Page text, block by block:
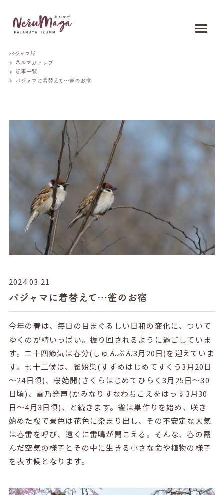
パジャマ屋
ネルマガトップ
記事一覧
パジャマに着替えて…雀のお宿
2024.03.21
パジャマに着替えて…雀のお宿
今年の春は、毎日の目まぐるしい日和の変化に、ついて
ゆくのが精いっぱい。振り回されるように過ごしていま
す。二十四節気は春分(しゅんぶん3月20日)を迎えていま
す。七十二候は、雀始巣(すずめはじめてすくう3月20日
～24日頃)、桜始開(さくらはじめてひらく3月25日～30
日頃)、雷乃発声(かみなりすなわちこえをはっす3月30
日～4月3日頃)、と続きます。雀は巣作りを始め、咲き
始めた桜で景色は花色に染まり出し、その不安定な大気
は春雷を呼び、遠くに雷鳴が聞こえる。そんな、春の霞
んだ空気の様子とその中に生きる小さな命や植物の様子
を表す候となります。